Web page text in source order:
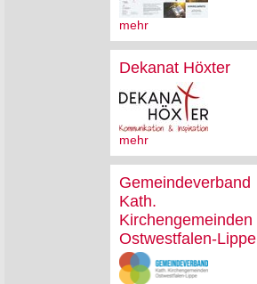
mehr
Dekanat Höxter
mehr
Gemeindeverband
Kath.
Kirchengemeinden
Ostwestfalen-Lippe